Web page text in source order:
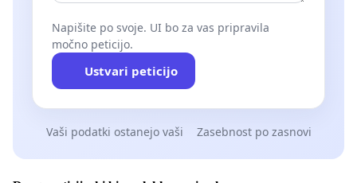
Napišite po svoje. UI bo za vas pripravila
močno peticijo.
Ustvari peticijo
Vaši podatki ostanejo vaši Zasebnost po zasnovi